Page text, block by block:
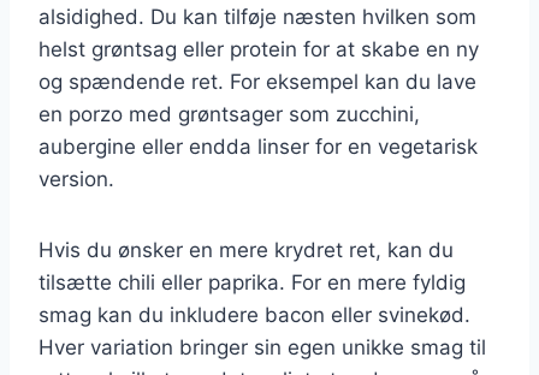
alsidighed. Du kan tilføje næsten hvilken som
helst grøntsag eller protein for at skabe en ny
og spændende ret. For eksempel kan du lave
en porzo med grøntsager som zucchini,
aubergine eller endda linser for en vegetarisk
version.
Hvis du ønsker en mere krydret ret, kan du
tilsætte chili eller paprika. For en mere fyldig
smag kan du inkludere bacon eller svinekød.
Hver variation bringer sin egen unikke smag til